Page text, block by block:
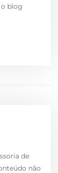
o blog
de
não